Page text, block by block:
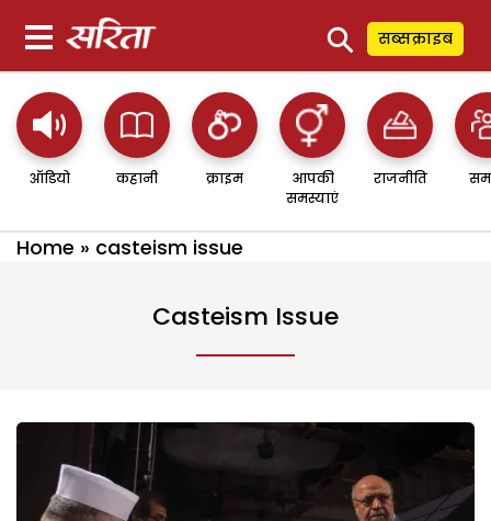
⚲ सब्सक्राइब
ऑडियो कहानी क्राइम
आपकी
समस्याएं
राजनीति
Home » casteism issue
Casteism Issue